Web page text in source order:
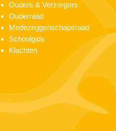
Ouders & Verzorgers
Ouderraad
Medezeggenschapsraad
Schoolgids
Klachten